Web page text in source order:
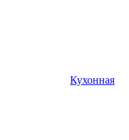
Кухонная